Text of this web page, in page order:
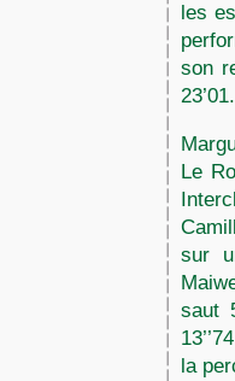
les
son
23’01.
Le
sur
saut
la